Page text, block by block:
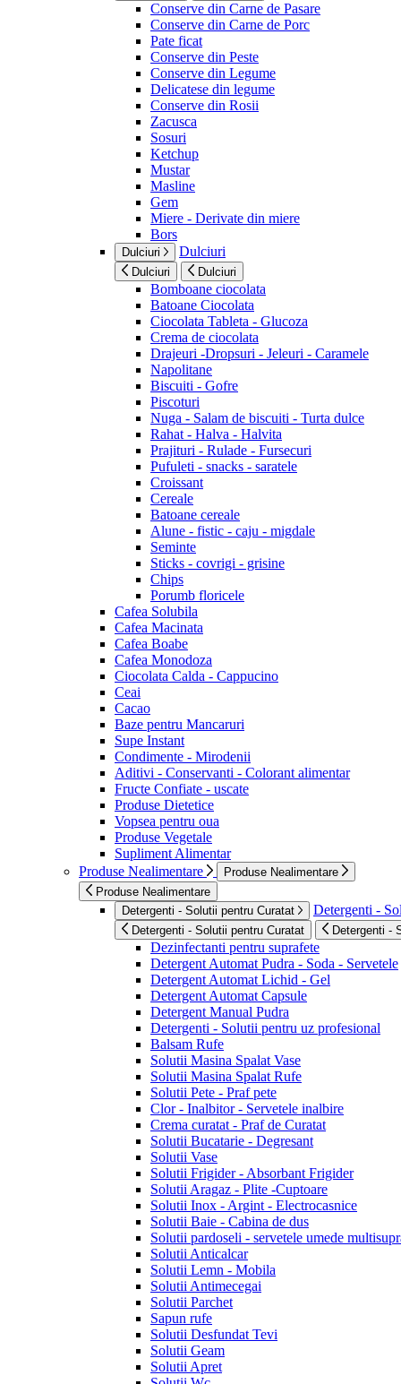
Conserve din Carne de Pasare
Conserve din Carne de Porc
Pate ficat
Conserve din Peste
Conserve din Legume
Delicatese din legume
Conserve din Rosii
Zacusca
Sosuri
Ketchup
Mustar
Masline
Gem
Miere - Derivate din miere
Bors
Dulciuri Dulciuri
Dulciuri Dulciuri
Bomboane ciocolata
Batoane Ciocolata
Ciocolata Tableta - Glucoza
Crema de ciocolata
Drajeuri -Dropsuri - Jeleuri - Caramele
Napolitane
Biscuiti - Gofre
Piscoturi
Nuga - Salam de biscuiti - Turta dulce
Rahat - Halva - Halvita
Prajituri - Rulade - Fursecuri
Pufuleti - snacks - saratele
Croissant
Cereale
Batoane cereale
Alune - fistic - caju - migdale
Seminte
Sticks - covrigi - grisine
Chips
Porumb floricele
Cafea Solubila
Cafea Macinata
Cafea Boabe
Cafea Monodoza
Ciocolata Calda - Cappucino
Ceai
Cacao
Baze pentru Mancaruri
Supe Instant
Condimente - Mirodenii
Aditivi - Conservanti - Colorant alimentar
Fructe Confiate - uscate
Produse Dietetice
Vopsea pentru oua
Produse Vegetale
Supliment Alimentar
Produse Nealimentare
Produse Nealimentare
Produse Nealimentare
Detergenti - Solutii pentru Curatat
Detergenti -
Detergenti - Solutii pentru Curatat Detergenti -
Dezinfectanti pentru suprafete
Detergent Automat Pudra - Soda - Servetele
Detergent Automat Lichid - Gel
Detergent Automat Capsule
Detergent Manual Pudra
Detergenti - Solutii pentru uz profesional
Balsam Rufe
Solutii Masina Spalat Vase
Solutii Masina Spalat Rufe
Solutii Pete - Praf pete
Clor - Inalbitor - Servetele inalbire
Crema curatat - Praf de Curatat
Solutii Bucatarie - Degresant
Solutii Vase
Solutii Frigider - Absorbant Frigider
Solutii Aragaz - Plite -Cuptoare
Solutii Inox - Argint - Electrocasnice
Solutii Baie - Cabina de dus
Solutii pardoseli - servetele umede
Solutii Anticalcar
Solutii Lemn - Mobila
Solutii Antimecegai
Solutii Parchet
Sapun rufe
Solutii Desfundat Tevi
Solutii Geam
Solutii Apret